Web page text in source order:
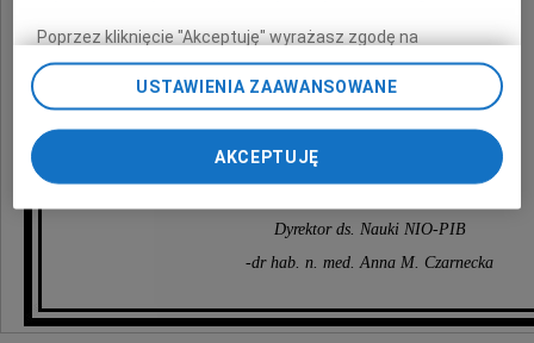
składa
Kierownik KNTMKC-NIO-PIB
-prof. dr hab. n. med. Piotr Rutkowski
Dyrektor ds. Nauki NIO-PIB
-dr hab. n. med. Anna M. Czarnecka
Poprzez kliknięcie "Akceptuję" wyrażasz zgodę na
zainstalowanie i przechowywanie plików typu cookie
Wyborczej sp. z o. o. jej Zaufanych Partnerów i Agora S.A.
na Twoim urządzeniu końcowym. Możesz też w każdej
chwili zmienić swoje preferencje dot. plików cookie,
ponownie wywołując narzędzie do zarządzania Twoimi
preferencjami dot. przetwarzania danych poprzez
przechodząc do sekcji „Ustawienia zaawansowane”.
My, nasi Zaufani Partnerzy i Agora S.A. możemy
USTAWIENIA ZAAWANSOWANE
AKCEPTUJĘ